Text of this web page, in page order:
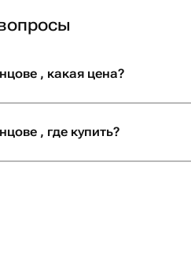
, какая цена?
, где купить?